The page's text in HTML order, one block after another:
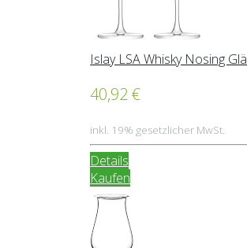
Islay LSA Whisky Nosing
40,92 €
inkl. 19% gesetzlicher MwSt.
Details
Kaufen